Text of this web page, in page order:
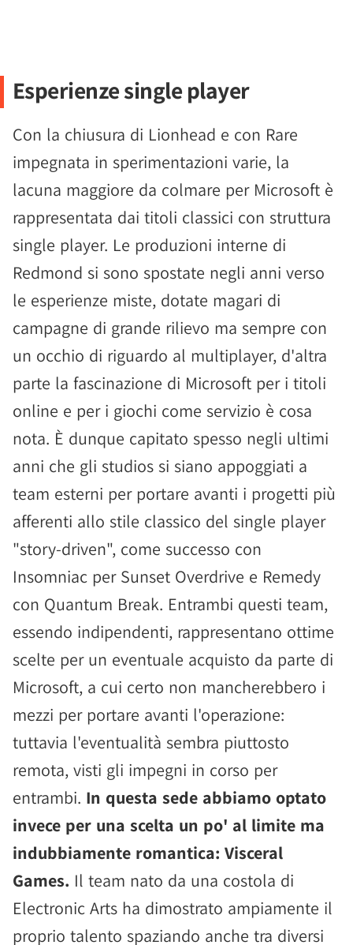
Esperienze single player
Con la chiusura di Lionhead e con Rare
impegnata in sperimentazioni varie, la
lacuna maggiore da colmare per Microsoft è
rappresentata dai titoli classici con struttura
single player. Le produzioni interne di
Redmond si sono spostate negli anni verso
le esperienze miste, dotate magari di
campagne di grande rilievo ma sempre con
un occhio di riguardo al multiplayer, d'altra
parte la fascinazione di Microsoft per i titoli
online e per i giochi come servizio è cosa
nota. È dunque capitato spesso negli ultimi
anni che gli studios si siano appoggiati a
team esterni per portare avanti i progetti più
afferenti allo stile classico del single player
"story-driven", come successo con
Insomniac per Sunset Overdrive e Remedy
con Quantum Break. Entrambi questi team,
essendo indipendenti, rappresentano ottime
scelte per un eventuale acquisto da parte di
Microsoft, a cui certo non mancherebbero i
mezzi per portare avanti l'operazione:
tuttavia l'eventualità sembra piuttosto
remota, visti gli impegni in corso per
entrambi. In questa sede abbiamo optato
invece per una scelta un po' al limite ma
indubbiamente romantica: Visceral
Games. Il team nato da una costola di
Electronic Arts ha dimostrato ampiamente il
proprio talento spaziando anche tra diversi